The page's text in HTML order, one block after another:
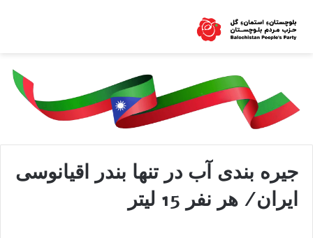
جیره بندی آب در تنها بندر اقیانوسی
ایران/ هر نفر 15 لیتر